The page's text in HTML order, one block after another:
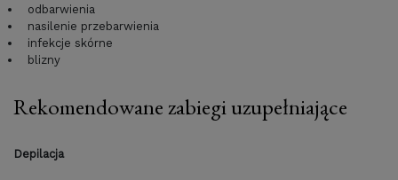
odbarwienia
nasilenie przebarwienia
infekcje skórne
blizny
Rekomendowane zabiegi uzupełniające
Depilacja